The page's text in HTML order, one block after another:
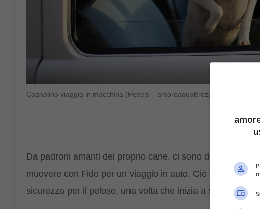
Cagnolino viaggia in macchina (Pexels – amoreaquattrozampe.it)
Da padroni amanti del proprio cane, ci sono delle
muovere con Fido per un viaggio in auto. Ciò che più
sicurezza per il peloso, una volta che inizia a spostarsi in